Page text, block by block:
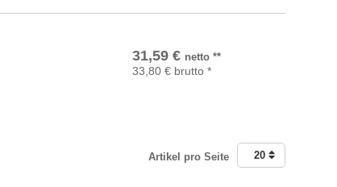
31,59 € netto**
33,80 € brutto *
In den Warenkorb
Artikel pro Seite 20